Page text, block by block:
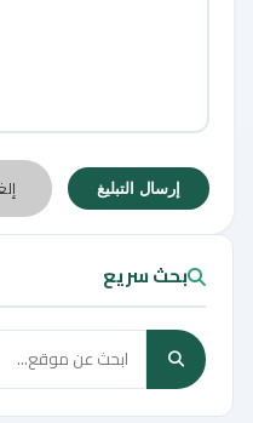
إرسال التبليغ
بحث سريع